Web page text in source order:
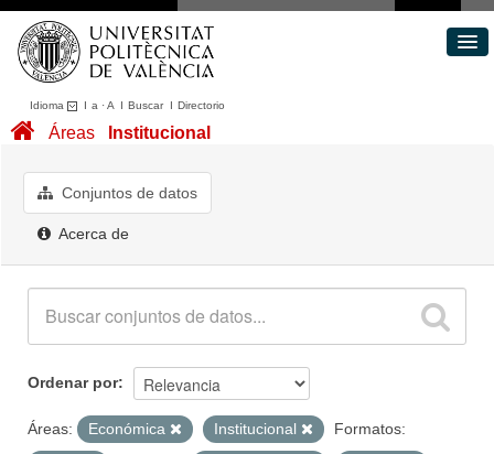
Idioma I a ·A I BuscarI Directorio
Conjuntos de datos
Acerca de
Áreas Institucional
Conjuntos de datos
Acerca de
Ordenar por
Áreas: Económica Institucional
Formatos: